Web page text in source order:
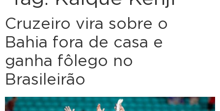
Cruzeiro vira sobre o
Bahia fora de casa e
ganha fôlego no
Brasileirão